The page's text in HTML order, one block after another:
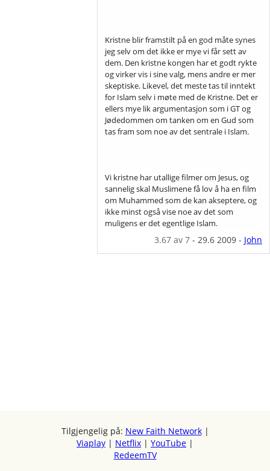
Kristne blir framstilt på en god måte synes
jeg selv om det ikke er mye vi får sett av
dem. Den kristne kongen har et godt rykte
og virker vis i sine valg, mens andre er mer
skeptiske. Likevel, det meste tas til inntekt
for Islam selv i møte med de Kristne. Det er
ellers mye lik argumentasjon som i GT og
Jødedommen om tanken om en Gud som
tas fram som noe av det sentrale i Islam.
Vi kristne har utallige filmer om Jesus, og
sannelig skal Muslimene få lov å ha en film
om Muhammed som de kan akseptere, og
ikke minst også vise noe av det som
muligens er det egentlige Islam.
3.67av 7- 29.6 2009- John
Tilgjengelig på: New Faith Network|
Viaplay | Netflix | YouTube |
RedeemTV